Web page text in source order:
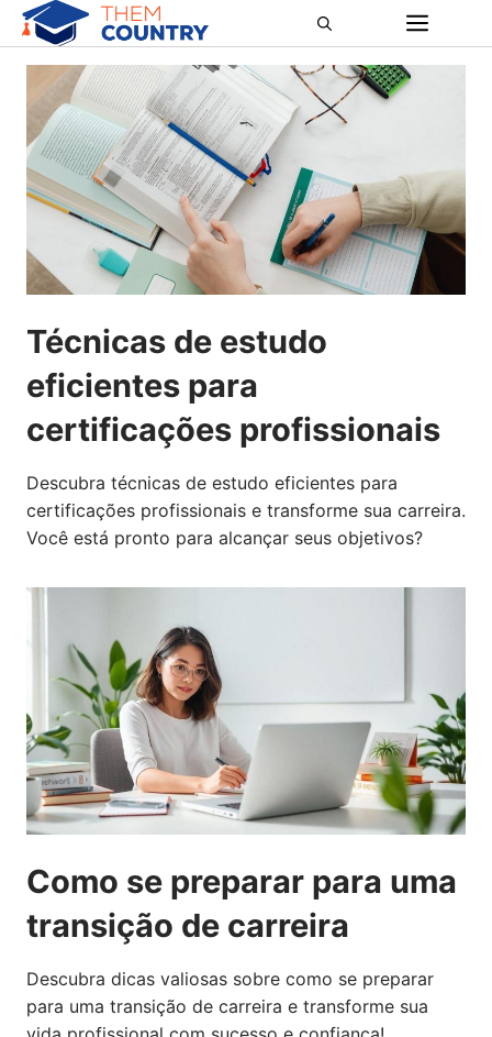
Pular
para
conteúdo
Técnicas de estudo
eficientes para
certificações profissionais
Descubra técnicas de estudo eficientes para
certificações profissionais e transforme sua carreira.
Você está pronto para alcançar seus objetivos?
Como se preparar para uma
transição de carreira
Descubra dicas valiosas sobre como se preparar
para uma transição de carreira e transforme sua